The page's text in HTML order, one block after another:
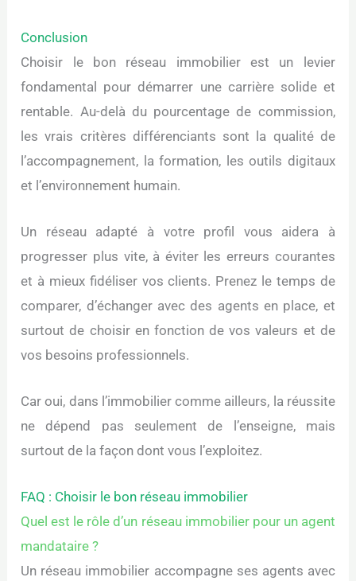
Conclusion
Choisir le bon réseau immobilier est un levier
fondamental pour démarrer une carrière solide et
rentable. Au-delà du pourcentage de commission,
les vrais critères différenciants sont la qualité de
l’accompagnement, la formation, les outils digitaux
et l’environnement humain.
Un réseau adapté à votre profil vous aidera à
progresser plus vite, à éviter les erreurs courantes
et à mieux fidéliser vos clients. Prenez le temps de
comparer, d’échanger avec des agents en place, et
surtout de choisir en fonction de vos valeurs et de
vos besoins professionnels.
Car oui, dans l’immobilier comme ailleurs, la réussite
ne dépend pas seulement de l’enseigne, mais
surtout de la façon dont vous l’exploitez.
FAQ : Choisir le bon réseau immobilier
Quel est le rôle d’un réseau immobilier pour un agent
mandataire ?
Un réseau immobilier accompagne ses agents avec